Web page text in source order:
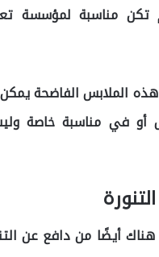
تكن مناسبة لمؤسسة
الملابس الفاضحة
أو في مناسبة خاصة
أيضًا من دافع عن